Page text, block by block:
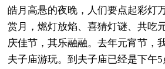
皓月高悬的夜晚，人们要点起彩灯
赏月，燃灯放焰、喜猜灯谜、共吃
庆佳节，其乐融融。去年元宵节，
夫子庙游玩。到夫子庙已经是下午